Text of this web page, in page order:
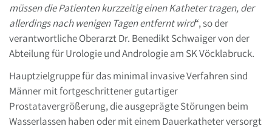
müssen die Patienten kurzzeitig einen Katheter tragen, der
allerdings nach wenigen Tagen entfernt wird“, so der
verantwortliche Oberarzt Dr. Benedikt Schwaiger von der
Abteilung für Urologie und Andrologie am SK Vöcklabruck.
Hauptzielgruppe für das minimal invasive Verfahren sind
Männer mit fortgeschrittener gutartiger
Prostatavergrößerung, die ausgeprägte Störungen beim
Wasserlassen haben oder mit einem Dauerkatheter versorgt